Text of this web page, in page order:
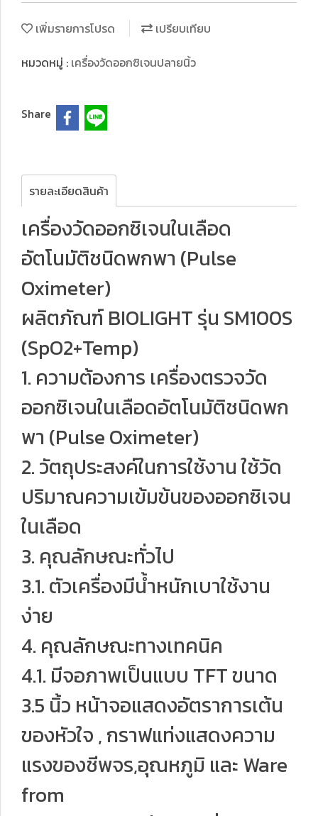
เพิ่มรายการโปรด
เปรียบเทียบ
หมวดหมู่ : เครื่องวัดออกซิเจนปลายนิ้ว
Share
รายละเอียดสินค้า
เครื่องวัดออกซิเจนในเลือด
อัตโนมัติชนิดพกพา (Pulse
Oximeter)
ผลิตภัณฑ์ BIOLIGHT รุ่น SM100S
(SpO2+Temp)
1. ความต้องการ เครื่องตรวจวัด
ออกซิเจนในเลือดอัตโนมัติชนิดพก
พา (Pulse Oximeter)
2. วัตถุประสงค์ในการใช้งาน ใช้วัด
ปริมาณความเข้มข้นของออกซิเจน
ในเลือด
3. คุณลักษณะทั่วไป
3.1. ตัวเครื่องมีน้ำหนักเบาใช้งาน
ง่าย
4. คุณลักษณะทางเทคนิค
4.1. มีจอภาพเป็นแบบ TFT ขนาด
3.5 นิ้ว หน้าจอแสดงอัตราการเต้น
ของหัวใจ , กราฟแท่งแสดงความ
แรงของชีพจร,อุณหภูมิ และ Ware
from